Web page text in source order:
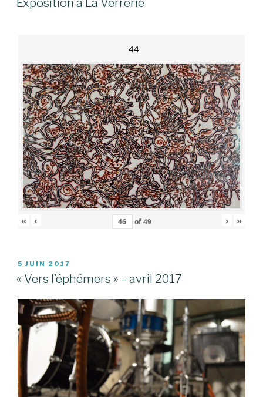
44
« ‹ of49 › »
PUBLIÉ
LE
5 JUIN 2017
« Vers l’éphémers » – avril 2017